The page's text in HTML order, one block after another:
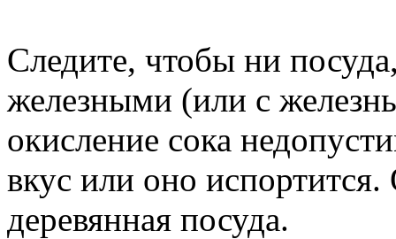
Следите, чтобы ни
железными (или с
окисление сока
вкус или оно
деревянная посуда.